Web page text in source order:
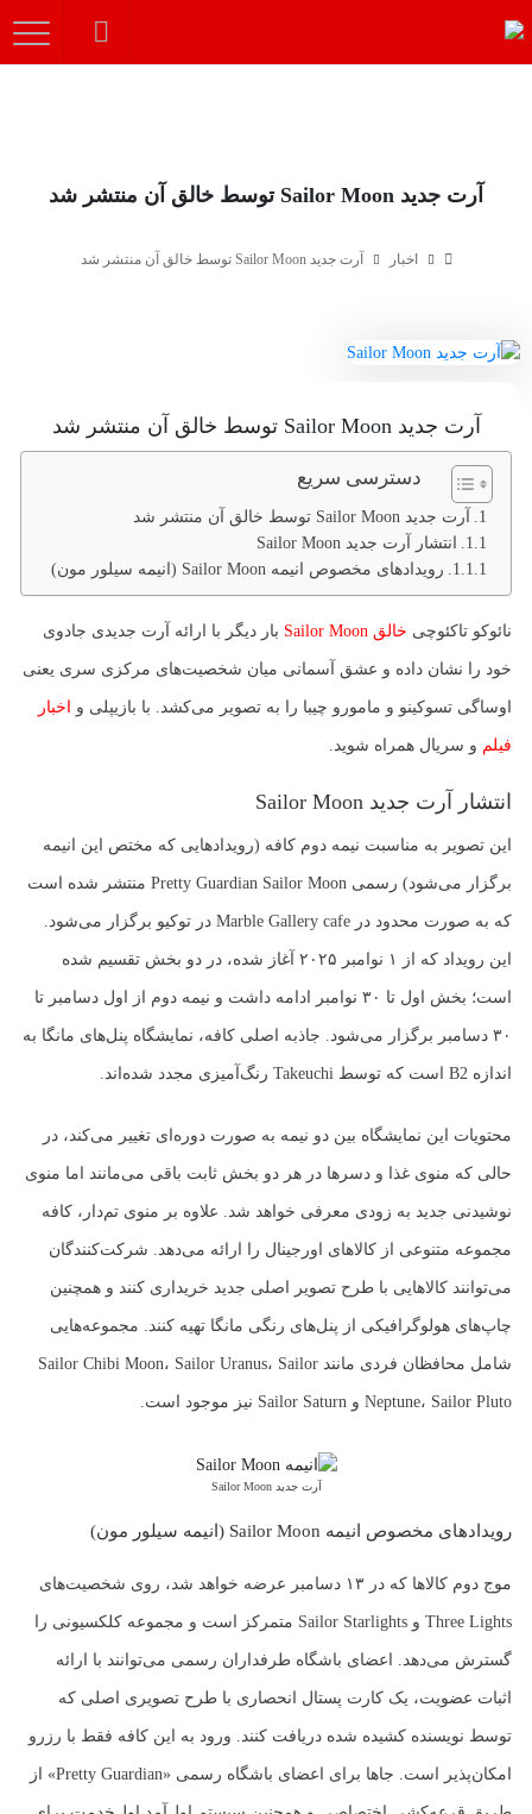
آرت جدید Sailor Moon توسط خالق آن منتشر شد
اخبار آرت جدید Sailor Moon توسط خالق آن منتشر شد
آرت جدید Sailor Moon توسط خالق آن منتشر شد
دسترسی سریع
آرت جدید Sailor Moon توسط خالق آن منتشر شد
انتشار آرت جدید Sailor Moon
رویدادهای مخصوص انیمه Sailor Moon (انیمه سیلور مون)
نائوکو تاکئوچی خالق Sailor Moon بار دیگر با ارائه آرت جدیدی جادوی
خود را نشان داده و عشق آسمانی میان شخصیت‌های مرکزی سری یعنی
اوساگی تسوکینو و مامورو چیبا را به تصویر می‌کشد. با بازیپلی و اخبار
فیلم و سریال همراه شوید.
انتشار آرت جدید Sailor Moon
این تصویر به مناسبت نیمه دوم کافه (رویدادهایی که مختص این انیمه
برگزار می‌شود) رسمی Pretty Guardian Sailor Moon منتشر شده است
که به صورت محدود در Marble Gallery cafe در توکیو برگزار می‌شود.​
این رویداد که از ۱ نوامبر ۲۰۲۵ آغاز شده، در دو بخش تقسیم شده
است؛ بخش اول تا ۳۰ نوامبر ادامه داشت و نیمه دوم از اول دسامبر تا
۳۰ دسامبر برگزار می‌شود. جاذبه اصلی کافه، نمایشگاه پنل‌های مانگا به
اندازه B2 است که توسط Takeuchi رنگ‌آمیزی مجدد شده‌اند.
محتویات این نمایشگاه بین دو نیمه به صورت دوره‌ای تغییر می‌کند، در
حالی که منوی غذا و دسرها در هر دو بخش ثابت باقی می‌مانند اما منوی
نوشیدنی جدید به زودی معرفی خواهد شد.​ علاوه بر منوی تم‌دار، کافه
مجموعه متنوعی از کالاهای اورجینال را ارائه می‌دهد. شرکت‌کنندگان
می‌توانند کالاهایی با طرح تصویر اصلی جدید خریداری کنند و همچنین
چاپ‌های هولوگرافیکی از پنل‌های رنگی مانگا تهیه کنند. مجموعه‌هایی
شامل محافظان فردی مانند Sailor Chibi Moon، Sailor Uranus، Sailor
Neptune، Sailor Pluto و Sailor Saturn نیز موجود است.
آرت جدید Sailor Moon
رویدادهای مخصوص انیمه Sailor Moon (انیمه سیلور مون)
موج دوم کالاها که در ۱۳ دسامبر عرضه خواهد شد، روی شخصیت‌های
Three Lights و Sailor Starlights متمرکز است و مجموعه کلکسیونی را
گسترش می‌دهد. اعضای باشگاه طرفداران رسمی می‌توانند با ارائه
اثبات عضویت، یک کارت پستال انحصاری با طرح تصویری اصلی که
توسط نویسنده کشیده شده دریافت کنند.​ ورود به این کافه فقط با رزرو
امکان‌پذیر است. جاها برای اعضای باشگاه رسمی «Pretty Guardian» از